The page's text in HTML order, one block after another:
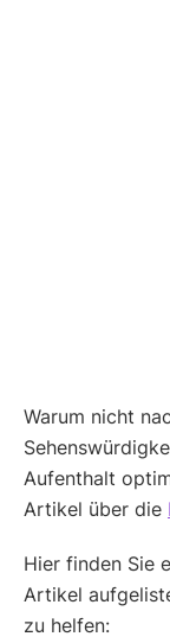
Warum nicht
Aufenthalt
Artikel über die
Hier finden Sie
Artikel
zu helfen: